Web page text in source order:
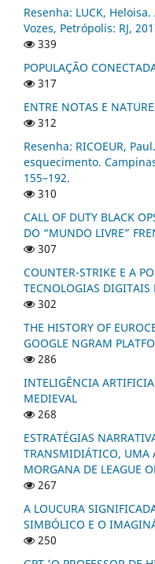
Resenha: LUCK,
Vozes, Petrópolis: RJ,
339
POPULAÇÃO
317
ENTRE NOTAS E
312
Resenha: RICOEUR,
esquecimento.
155–192.
310
CALL OF DUTY BLACK
DO “MUNDO LIVRE”
307
COUNTER-STRIKE E A
TECNOLOGIAS DIGITAIS
302
THE HISTORY OF
GOOGLE NGRAM
286
INTELIGÊNCIA
MEDIEVAL
268
ESTRATÉGIAS
TRANSMIDIÁTICO, UMA
MORGANA DE LEAGUE
267
A LOUCURA
SIMBÓLICO E O
250